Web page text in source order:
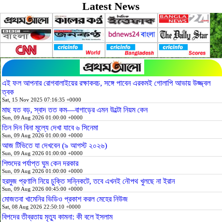
Latest News
এই ফল আপনার রোগবালাইয়ের রক্ষাকবচ, সঙ্গে পাবেন এরকমই গোলাপি আভায় উজ্জ্বল
ত্বক
Sat, 15 Nov 2025 07:16:35 +0000
মাছ যত বড়, স্বাদ তত কম—বাগাড়ের এমন উল্টো নিয়ম কেন
Sun, 09 Aug 2026 01:00:00 +0000
তিন দিন বিনা মূল্যে দেখা যাবে ৬ সিনেমা
Sun, 09 Aug 2026 01:00:00 +0000
আজ টিভিতে যা দেখবেন (৯ আগস্ট ২০২৬)
Sun, 09 Aug 2026 01:00:00 +0000
শিশুদের পর্যাপ্ত ঘুম কেন দরকার
Sun, 09 Aug 2026 01:00:00 +0000
হরমুজ প্রণালি নিয়ে চুক্তি সন্নিকটে, তবে এখনই নৌপথ খুলছে না ইরান
Sun, 09 Aug 2026 00:45:00 +0000
মোজতবা খামেনির ভিডিও প্রকাশ করল মেহের নিউজ
Sat, 08 Aug 2026 22:50:10 +0000
বিপদের তীব্রতায় মৃত্যু কামনা: কী বলে ইসলাম